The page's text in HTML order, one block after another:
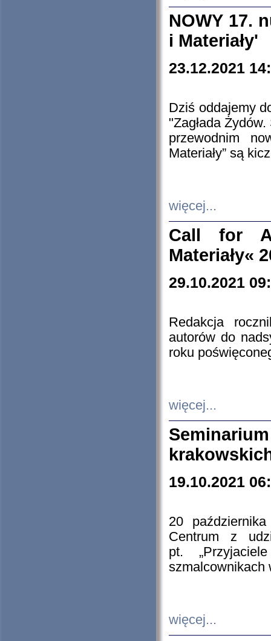
NOWY 17.
i Materiały'
23.12.2021
Dziś oddajemy
"Zagłada
przewodnim
Materiały” są
więcej...
Call for
Materiały«
29.10.2021
Redakcja
autorów do
roku
więcej...
19.10.2021
20
Centrum z
pt.
szmalcownikach
więcej...